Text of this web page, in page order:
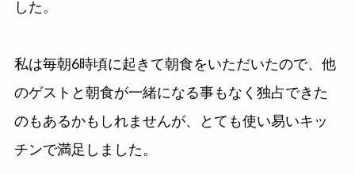
した。
私は毎朝6時頃に起きて朝食をいただいたので、他
のゲストと朝食が一緒になる事もなく独占できた
のもあるかもしれませんが、とても使い易いキッ
チンで満足しました。